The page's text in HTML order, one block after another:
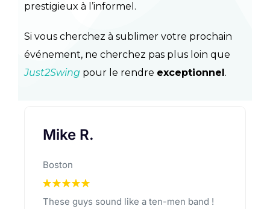
prestigieux à l’informel.
Si vous cherchez à sublimer votre prochain
événement, ne cherchez pas plus loin que
Just2Swing pour le rendre exceptionnel.
Mike R.
Boston
These guys sound like a ten-men band !